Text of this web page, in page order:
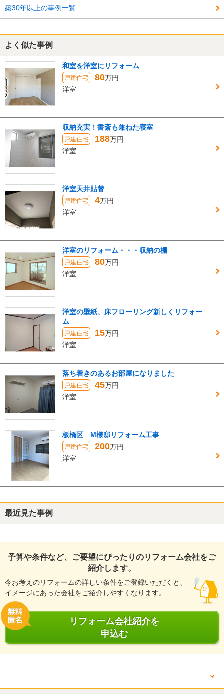
築30年以上の事例一覧
よく似た事例
和室を洋室にリフォーム
戸建住宅 80万円
洋室
収納充実！書斎も兼ねた寝室
戸建住宅 188万円
洋室
洋室天井貼替
戸建住宅 4万円
洋室
洋室のリフォーム・・・収納の棚
戸建住宅 80万円
洋室
洋室の壁紙、床フローリング新しくリフォー
ム
戸建住宅 15万円
洋室
落ち着きのあるお部屋になりました
戸建住宅 45万円
洋室
板橋区 M様邸リフォーム工事
戸建住宅 200万円
洋室
最近見た事例
予算や条件など、ご要望にぴったりのリフォーム会社をご
紹介します。
今お考えのリフォームの詳しい条件をご登録いただくと、
イメージにあった会社をご紹介しやすくなります。
リフォーム会社紹介を
申込む
他の箇所を見る